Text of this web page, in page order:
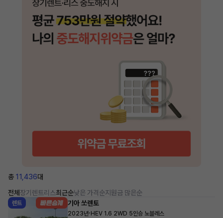
총 11,436대
전체 장기렌트리스최근순낮은 가격순지원금 많은순
렌트 기아 쏘렌토
2023년· HEV 1.6 2WD 5인승 노블레스